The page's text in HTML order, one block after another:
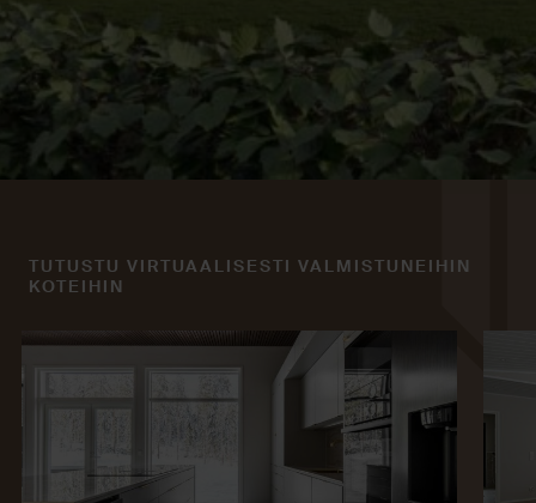
TUTUSTU VIRTUAALISESTI VALMISTUNEIHIN
KOTEIHIN